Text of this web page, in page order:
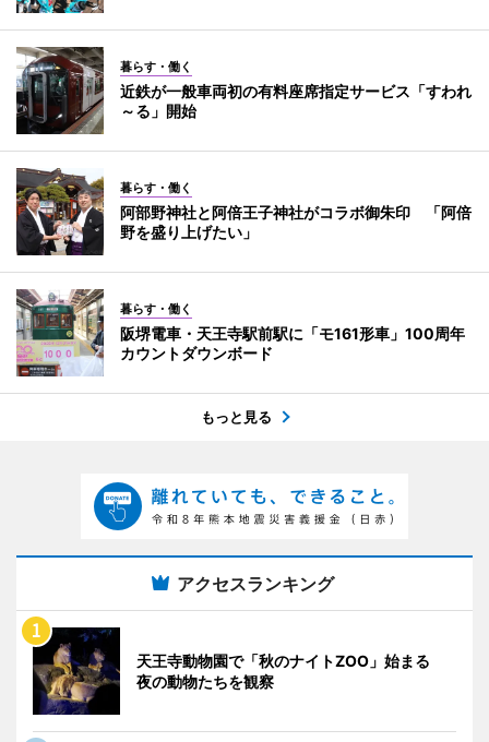
暮らす・働く
近鉄が一般車両初の有料座席指定サービス「すわれ
～る」開始
暮らす・働く
阿部野神社と阿倍王子神社がコラボ御朱印 「阿倍
野を盛り上げたい」
暮らす・働く
阪堺電車・天王寺駅前駅に「モ161形車」100周年
カウントダウンボード
もっと見る
アクセスランキング
天王寺動物園で「秋のナイトZOO」始まる
夜の動物たちを観察